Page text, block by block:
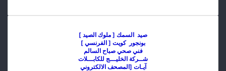
صيد السمك [ ملوك الصيد ]
بونجور كويت [ الفرنسي ]
فني صحي صباح السالم
شــركة الخليـــج للكابـــلات
آيـات [المصحف الالكتروني